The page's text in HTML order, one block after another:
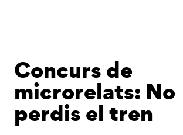
Concurs de
microrelats: No
perdis el tren